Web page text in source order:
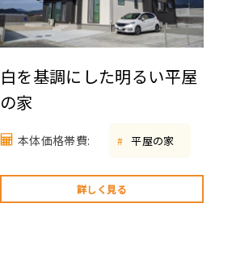
白を基調にした明るい平屋
の家
本体価格帯費: # 平屋の家
詳しく見る